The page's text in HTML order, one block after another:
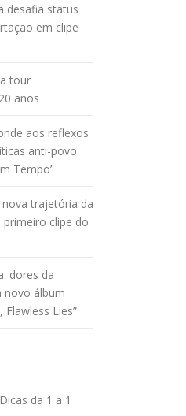
desafia status
em clipe
tour
anos
aos reflexos
anti-povo
Tempo’
trajetória da
primeiro clipe do
dores da
novo álbum
Flawless Lies”
Dicas da 1 a 1